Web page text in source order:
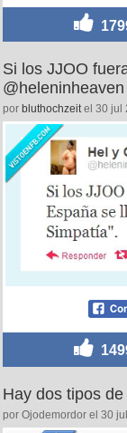
Si los JJOO
@heleninheaven
por bluthochzeitel 30 jul
Hay dos tipos
por Ojodemordor el 30